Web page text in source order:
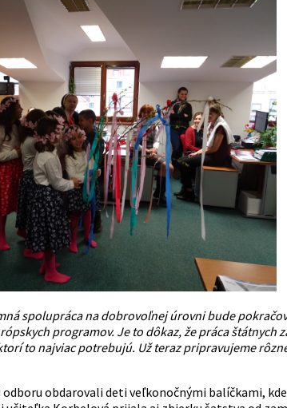
spolupráca na dobrovoľnej úrovni bude
programov. Je to dôkaz, že práca
to najviac potrebujú. Už teraz pripravujeme
obdarovali deti veľkonočnými balíčkami,